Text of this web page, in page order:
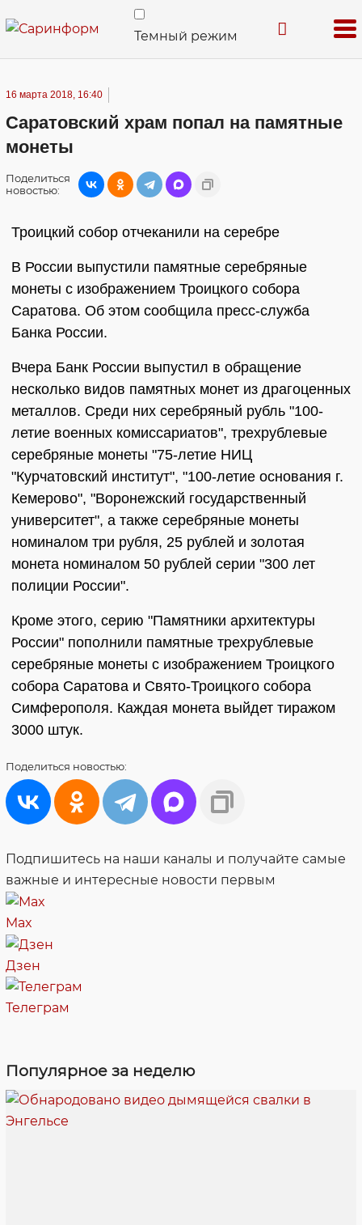
Темный режим
16 марта 2018, 16:40
Саратовский храм попал на памятные
монеты
Поделиться
новостью:
Троицкий собор отчеканили на серебре
В России выпустили памятные серебряные
монеты с изображением Троицкого собора
Саратова. Об этом сообщила пресс-служба
Банка России.
Вчера Банк России выпустил в обращение
несколько видов памятных монет из драгоценных
металлов. Среди них серебряный рубль "100-
летие военных комиссариатов", трехрублевые
серебряные монеты "75-летие НИЦ
"Курчатовский институт", "100-летие основания г.
Кемерово", "Воронежский государственный
университет", а также серебряные монеты
номиналом три рубля, 25 рублей и золотая
монета номиналом 50 рублей серии "300 лет
полиции России".
Кроме этого, серию "Памятники архитектуры
России" пополнили памятные трехрублевые
серебряные монеты с изображением Троицкого
собора Саратова и Свято-Троицкого собора
Симферополя. Каждая монета выйдет тиражом
3000 штук.
Поделиться новостью:
Подпишитесь на наши каналы и получайте самые
важные и интересные новости первым
Max
Дзен
Телеграм
Популярное за неделю